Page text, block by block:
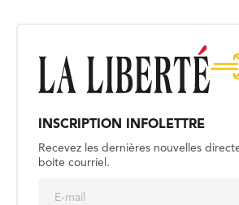
INSCRIPTION INFOLETTRE
Recevez les dernières nouvelles
boite courriel.